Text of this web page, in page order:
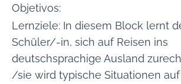
Objetivos:
Lernziele: In diesem Block lernt
Schüler/-in, sich auf Reisen ins
deutschsprachige Ausland
/sie wird typische Situationen auf